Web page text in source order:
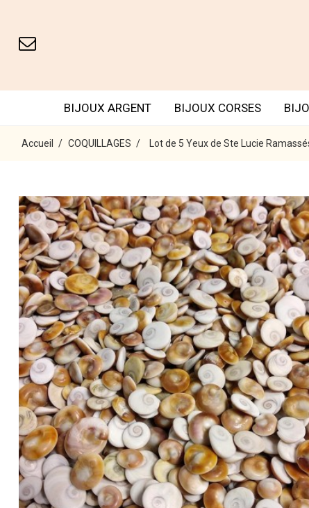
BIJOUX ARGENT BIJOUX CORSES
Accueil COQUILLAGES Lot de 5 Yeux de Ste Lucie